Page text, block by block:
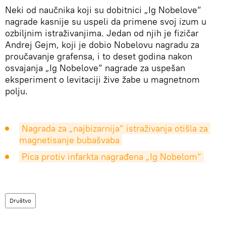
Neki od naučnika koji su dobitnici „Ig Nobelove“
nagrade kasnije su uspeli da primene svoj izum u
ozbiljnim istraživanjima. Jedan od njih je fizičar
Andrej Gejm, koji je dobio Nobelovu nagradu za
proučavanje grafensa, i to deset godina nakon
osvajanja „Ig Nobelove“ nagrade za uspešan
eksperiment o levitaciji žive žabe u magnetnom
polju.
Nagrada za „najbizarnija“ istraživanja otišla za
magnetisanje bubašvaba
Pica protiv infarkta nagrađena „Ig Nobelom“
Društvo